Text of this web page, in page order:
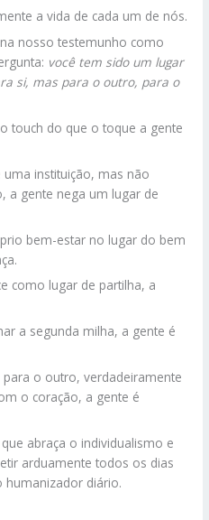
a vida de cada um de nós.
nosso testemunho como
você tem sido um lugar
si, mas para o outro, para o
touch do que o toque a gente
instituição, mas não
a gente nega um lugar de
bem-estar no lugar do bem
como lugar de partilha, a
a segunda milha, a gente é
o outro, verdadeiramente
o coração, a gente é
abraça o individualismo e
arduamente todos os dias
diário.